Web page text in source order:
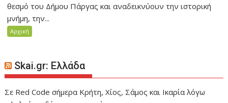
θεσμό του Δήμου Πάργας και αναδεικνύουν την ιστορική
μνήμη, την...
Αρχική
Skai.gr: Ελλάδα
Σε Red Code σήμερα Κρήτη, Χίος, Σάμος και Ικαρία λόγω